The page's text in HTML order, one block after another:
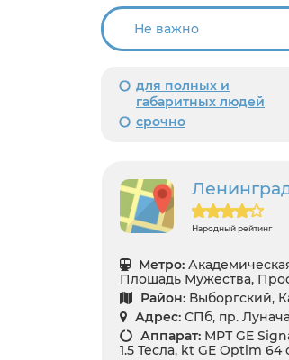
для полных и
габаритных людей
срочно
Народный рейтинг
Метро:
Площадь Мужества,
Район: Выборгский,
Адрес: СПб, пр.
Аппарат: МРТ GE
1.5 Тесла, kt GE Optim